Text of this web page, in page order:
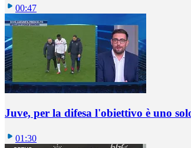
00:47
Juve, per la difesa l'obiettivo è uno
01:30